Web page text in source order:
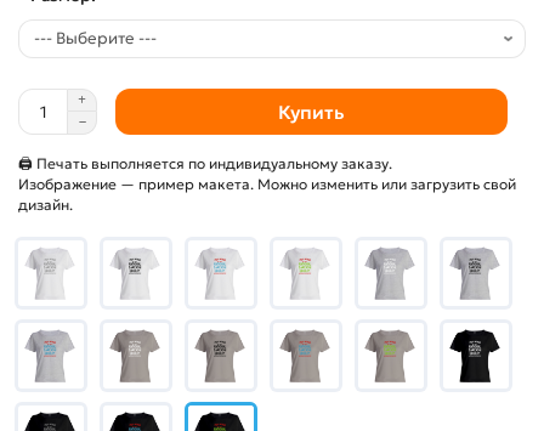
Купить
🖨 Печать выполняется по индивидуальному заказу.
Изображение — пример макета. Можно изменить или загрузить свой
дизайн.